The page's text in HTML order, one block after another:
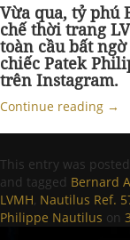
Vừa qua, tỷ phú
chế thời trang
toàn cầu bất
chiếc Patek
trên Instagram.
Continue reading →
This entry was
and tagged Bernard
LVMH, Nautilus Ref.
Philippe Nautilus on